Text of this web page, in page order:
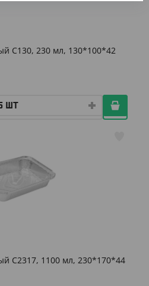
С130, 230 мл, 130*100*42
C2317, 1100 мл, 230*170*44